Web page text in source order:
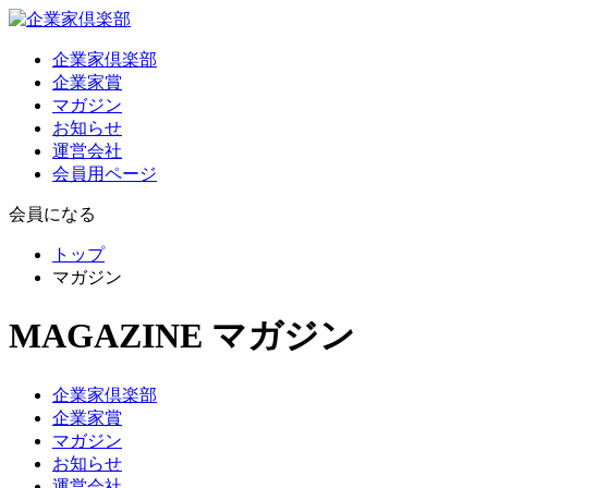
企業家倶楽部
企業家賞
マガジン
お知らせ
運営会社
会員用ページ
会員になる
トップ
マガジン
MAGAZINE マガジン
企業家倶楽部
企業家賞
マガジン
お知らせ